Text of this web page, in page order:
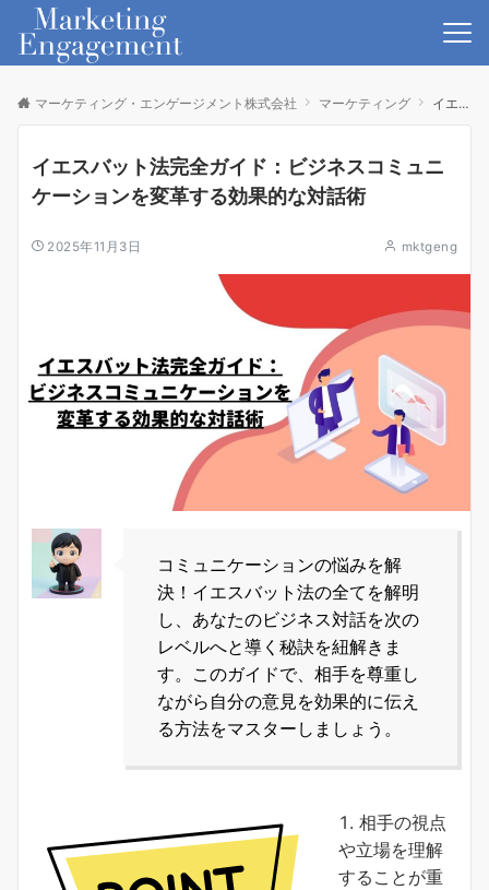
マーケティング・エンゲージメント株式会社 マーケティング イエスバット法完全ガイド：ビジネスコミュニケーションを変革する効果的な対話術
イエスバット法完全ガイド：ビジネスコミュニ
ケーションを変革する効果的な対話術
2025年11月3日 mktgeng
コミュニケーションの悩みを解
決！イエスバット法の全てを解明
し、あなたのビジネス対話を次の
レベルへと導く秘訣を紐解きま
す。このガイドで、相手を尊重し
ながら自分の意見を効果的に伝え
る方法をマスターしましょう。
相手の視点
や立場を理解
することが重